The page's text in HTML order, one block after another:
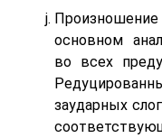
основном
во всех
заударных